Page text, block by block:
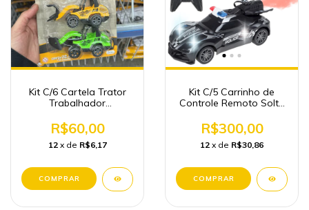
Kit C/6 Cartela Trator
Trabalhador
Brinquedo
R$60,00
12 x de R$6,17
Kit C/5 Carrinho de
Controle Remoto Solta
Atacado
R$300,00
12 x de R$30,86